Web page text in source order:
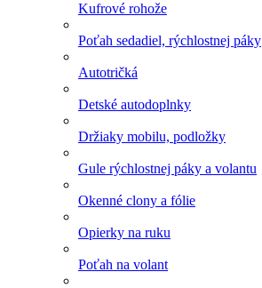
Kufrové rohože
Poťah sedadiel, rýchlostnej páky
Autotričká
Detské autodoplnky
Držiaky mobilu, podložky
Gule rýchlostnej páky a volantu
Okenné clony a fólie
Opierky na ruku
Poťah na volant